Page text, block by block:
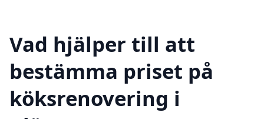
Vad hjälper till att
bestämma priset på
köksrenovering i